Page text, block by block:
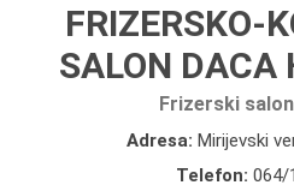
FRIZERSKO-
SALON DACA
Frizerski
Adresa: Mirijevski
Telefon: 064/